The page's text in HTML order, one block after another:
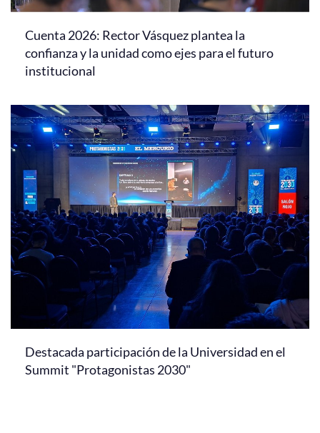
Cuenta 2026: Rector Vásquez plantea la
confianza y la unidad como ejes para el futuro
institucional
Destacada participación de la Universidad en el
Summit "Protagonistas 2030"